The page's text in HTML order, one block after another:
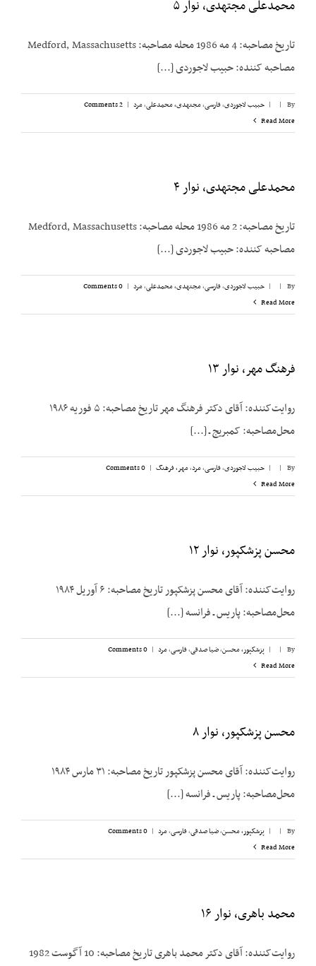
محمدعلی مجتهدی، نوار ۵
تاریخ مصاحبه: 4 مه 1986 محله مصاحبه: Medford, Massachusetts
مصاحبه کننده: حبیب لاجوردی [...]
By
|
| حبیب لاجوردی,فارسی,مجتهدی، محمدعلی,مرد |
2 Comments
Read More
محمدعلی مجتهدی، نوار ۴
تاریخ مصاحبه: 2 مه 1986 محله مصاحبه: Medford, Massachusetts
مصاحبه کننده: حبیب لاجوردی [...]
By
|
| حبیب لاجوردی,فارسی,مجتهدی، محمدعلی,مرد |
0 Comments
Read More
فرهنگ مهر، نوار ۱۳
روایت‌کننده: آقای دکتر فرهنگ مهر تاریخ مصاحبه: ۵ فوریه ۱۹۸۶
محل‌مصاحبه: کمبریج ـ [...]
By
|
| حبیب لاجوردی,فارسی,مرد,مهر، فرهنگ |
0 Comments
Read More
محسن پزشکپور، نوار ۱۲
روایت‌کننده: آقای محسن پزشک‎پور تاریخ مصاحبه: ۶ آوریل ۱۹۸۴
محل‌مصاحبه: پاریس ـ فرانسه [...]
By
|
| پزشکپور،‌ محسن,ضیا صدقی,فارسی,مرد |
0 Comments
Read More
محسن پزشکپور، نوار ۸
روایت‌کننده: آقای محسن پزشک‎پور تاریخ مصاحبه: ۳۱ مارس ۱۹۸۴
محل‌مصاحبه: پاریس ـ فرانسه [...]
By
|
| پزشکپور،‌ محسن,ضیا صدقی,فارسی,مرد |
0 Comments
Read More
محمد باهری، نوار ۱۶
روایت‌کننده: آقای دکتر محمد باهری تاریخ مصاحبه: 10 آگوست 1982